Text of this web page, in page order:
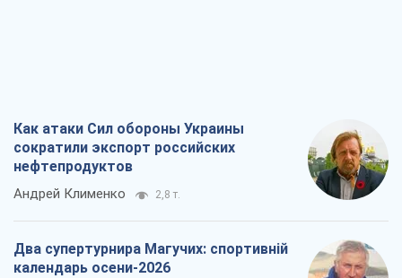
Как атаки Сил обороны Украины
сократили экспорт российских
нефтепродуктов
Андрей Клименко 2,8 т.
Два супертурнира Магучих: спортивній
календарь осени-2026